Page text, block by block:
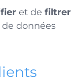
et de filtrer
données